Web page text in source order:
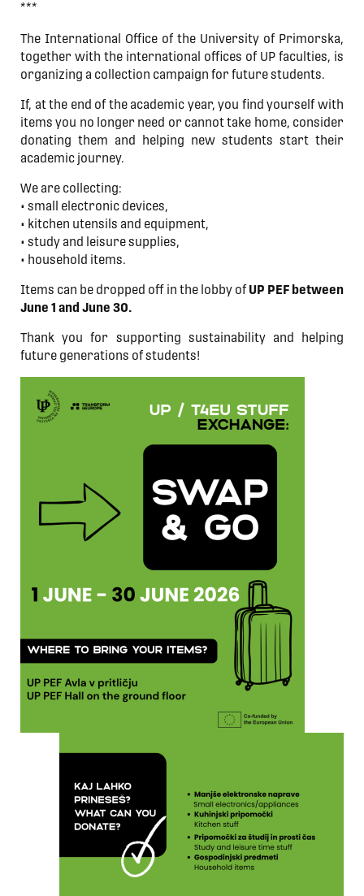
***
The International Office of the University of Primorska,
together with the international offices of UP faculties, is
organizing a collection campaign for future students.
If, at the end of the academic year, you find yourself with
items you no longer need or cannot take home, consider
donating them and helping new students start their
academic journey.
We are collecting:
• small electronic devices,
• kitchen utensils and equipment,
• study and leisure supplies,
• household items.
Items can be dropped off in the lobby ofUP PEF between
June 1 and June 30.
Thank you for supporting sustainability and helping
future generations of students!